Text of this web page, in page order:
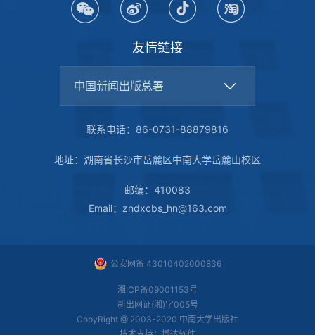
友情链接
中国新闻出版总署
联系电话：86-0731-88879816
地址：湖南省长沙市岳麓区中南大学岳麓山校区
邮编：410083
Email：zndxcbs_hn@163.com
公安网备 43010402000836
湘ICP备09001153号
新出网证(湘)字005号
CopyRight @ 2003-2020 中南大学出版社